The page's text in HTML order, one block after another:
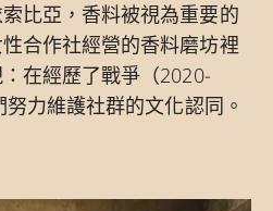
比亞，香料被視為重要的
合作社經營的香料磨坊裡
在經歷了戰爭（2020-
力維護社群的文化認同。